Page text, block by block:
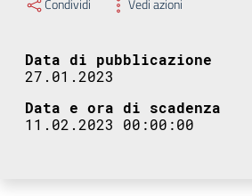
Condividi Vedi azioni
Data di pubblicazione
27.01.2023
Data e ora di scadenza
11.02.2023 00:00:00